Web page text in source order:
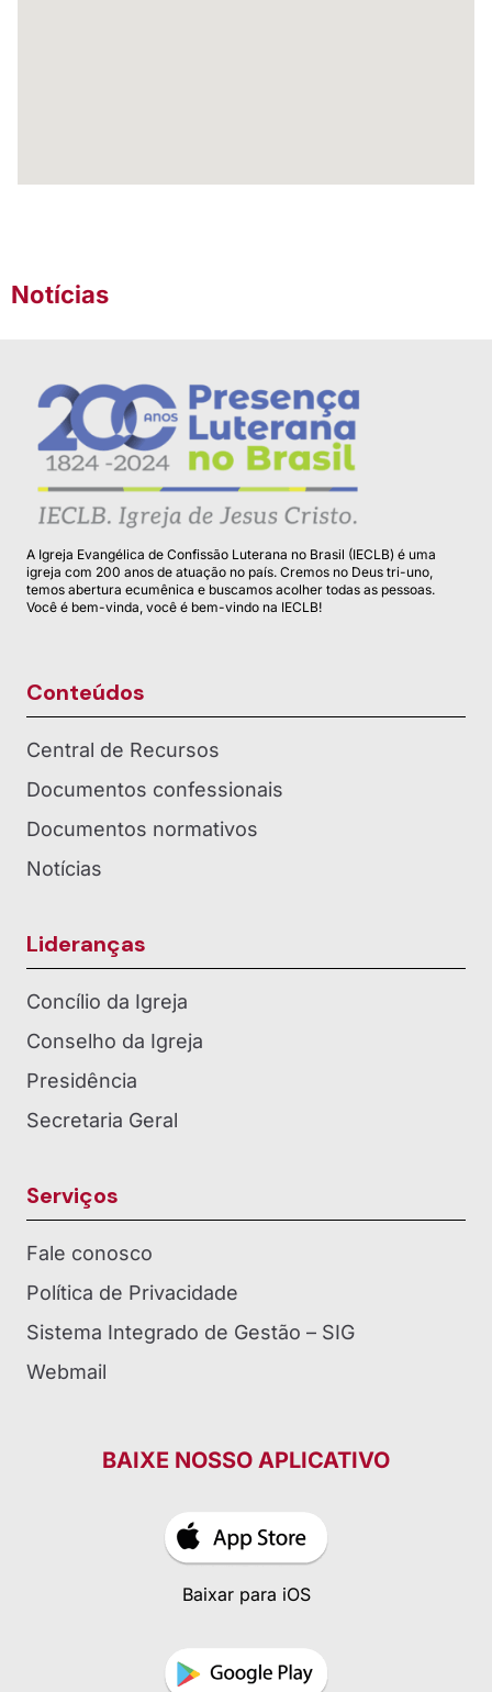
Notícias
A Igreja Evangélica de Confissão Luterana no Brasil (IECLB) é uma
igreja com 200 anos de atuação no país. Cremos no Deus tri-uno,
temos abertura ecumênica e buscamos acolher todas as pessoas.
Você é bem-vinda, você é bem-vindo na IECLB!
Conteúdos
Central de Recursos
Documentos confessionais
Documentos normativos
Notícias
Lideranças
Concílio da Igreja
Conselho da Igreja
Presidência
Secretaria Geral
Serviços
Fale conosco
Política de Privacidade
Sistema Integrado de Gestão – SIG
Webmail
BAIXE NOSSO APLICATIVO
Baixar para iOS